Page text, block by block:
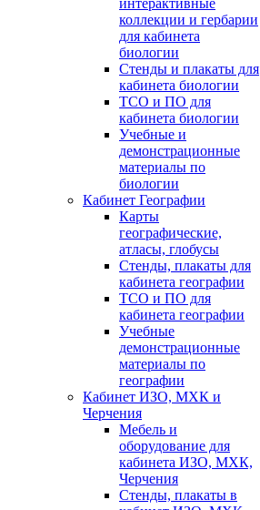
интерактивные
коллекции и гербарии
для кабинета
биологии
Стенды и плакаты для
кабинета биологии
ТСО и ПО для
кабинета биологии
Учебные и
демонстрационные
материалы по
биологии
Кабинет Географии
Карты
географические,
атласы, глобусы
Стенды, плакаты для
кабинета географии
ТСО и ПО для
кабинета географии
Учебные
демонстрационные
материалы по
географии
Кабинет ИЗО, МХК и
Черчения
Мебель и
оборудование для
кабинета ИЗО, МХК,
Черчения
Стенды, плакаты в